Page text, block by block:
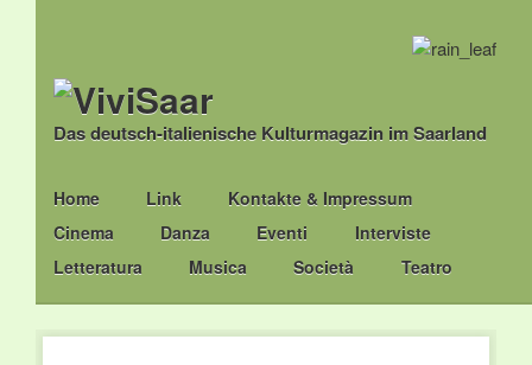
Das deutsch-italienische Kulturmagazin im Saarland
Main menu
Skip
to
content
Home Link
Kontakte & Impressum
Cinema
Danza Eventi
Interviste
Letteratura
Musica Società Teatro